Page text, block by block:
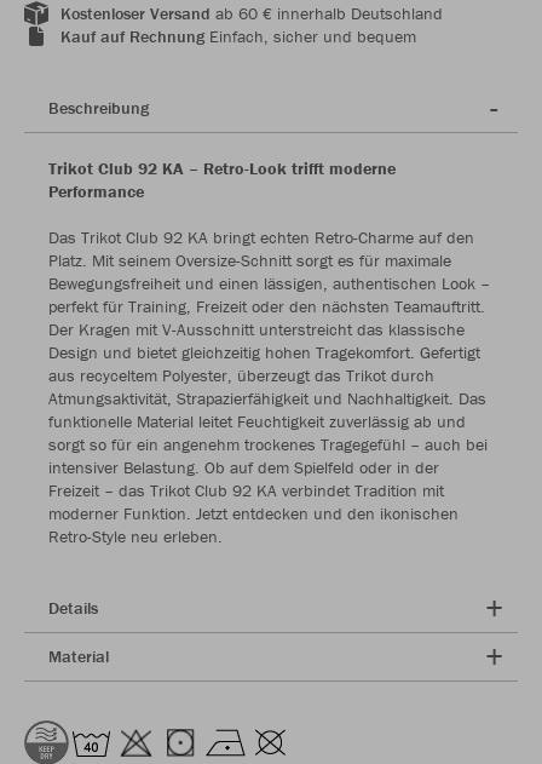
Kostenloser Versand ab 60 € innerhalb Deutschland
Kauf auf RechnungEinfach, sicher und bequem
Beschreibung
Trikot Club 92 KA – Retro-Look trifft moderne
Performance
Das Trikot Club 92 KA bringt echten Retro-Charme auf den
Platz. Mit seinem Oversize-Schnitt sorgt es für maximale
Bewegungsfreiheit und einen lässigen, authentischen Look –
perfekt für Training, Freizeit oder den nächsten Teamauftritt.
Der Kragen mit V-Ausschnitt unterstreicht das klassische
Design und bietet gleichzeitig hohen Tragekomfort. Gefertigt
aus recyceltem Polyester, überzeugt das Trikot durch
Atmungsaktivität, Strapazierfähigkeit und Nachhaltigkeit. Das
funktionelle Material leitet Feuchtigkeit zuverlässig ab und
sorgt so für ein angenehm trockenes Tragegefühl – auch bei
intensiver Belastung. Ob auf dem Spielfeld oder in der
Freizeit – das Trikot Club 92 KA verbindet Tradition mit
moderner Funktion. Jetzt entdecken und den ikonischen
Retro-Style neu erleben.
Details
Material